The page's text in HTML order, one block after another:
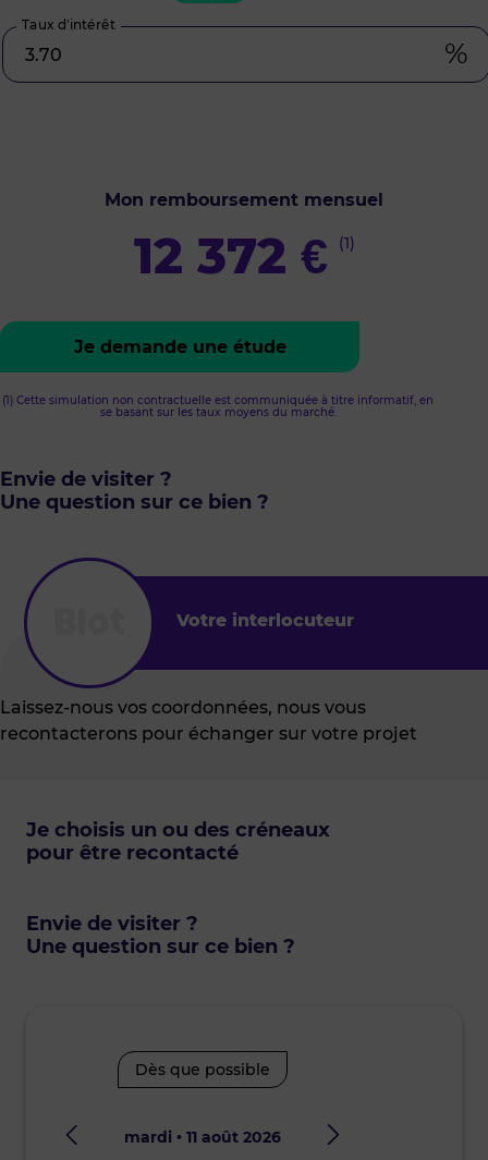
Taux d’intérêt
%
Mon remboursement mensuel
12 372 € (1)
Je demande une étude
(1) Cette simulation non contractuelle est communiquée à titre informatif, en
se basant sur les taux moyens du marché.
Envie de visiter ?
Une question sur ce bien ?
Votre interlocuteur
Laissez-nous vos coordonnées, nous vous
recontacterons pour échanger sur votre projet
Je choisis un ou des créneaux
pour être recontacté
Envie de visiter ?
Une question sur ce bien ?
Dès que possible
mardi • 11 août 2026